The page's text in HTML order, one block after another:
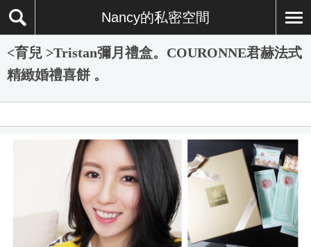
Nancy的私密空間
<育兒 >Tristan彌月禮盒。COURONNE君赫法式
精緻婚禮喜餅 。